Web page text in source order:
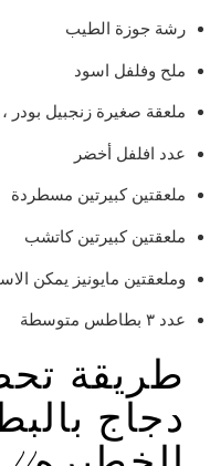
رشة جوزة الطيب
ملح وفلفل اسود
ملعقة صغيرة زنجبيل
عدد افلفل أخضر
ملعقتين كبيرتين مسطردة
ملعقتين كبيرتين كاتشب
وملعقتين مايونيز يمكن
عدد ٣ بطاطس متوسطة
طريقة
دجاج